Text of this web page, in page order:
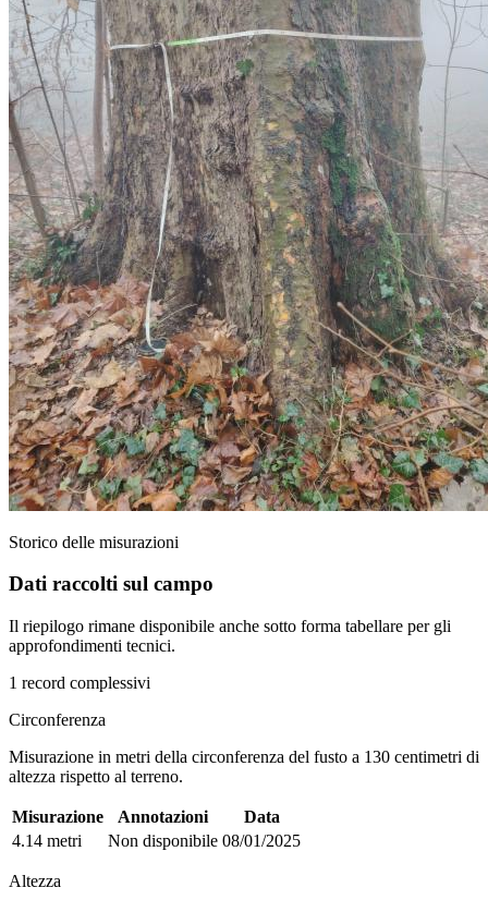
Storico delle misurazioni
Dati raccolti sul campo
Il riepilogo rimane disponibile anche sotto forma tabellare per gli
approfondimenti tecnici.
1 record complessivi
Circonferenza
Misurazione in metri della circonferenza del fusto a 130 centimetri di
altezza rispetto al terreno.
Misurazione Annotazioni
Data
4.14 metri
Non disponibile 08/01/2025
Altezza